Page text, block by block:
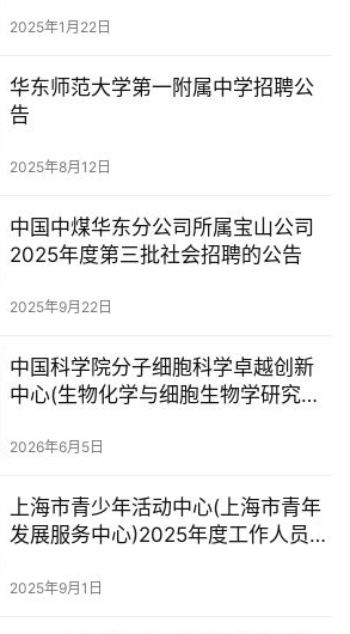
2025年1月22日
华东师范大学第一附属中学招聘公
告
2025年8月12日
中国中煤华东分公司所属宝山公司
2025年度第三批社会招聘的公告
2025年9月22日
中国科学院分子细胞科学卓越创新
中心(生物化学与细胞生物学研究所)
研究员
2026年6月5日
上海市青少年活动中心(上海市青年
发展服务中心)2025年度工作人员公
2025年9月1日